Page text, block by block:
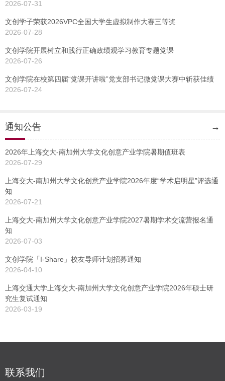
2026-07-31
文创学子荣获2026VPC全国大学生虚拟制作大赛三等奖
2026-07-28
文创学院开展树立和践行正确政绩观学习教育专题党课
2026-07-26
文创学院在校第四届“党课开讲啦”党支部书记微党课大赛中斩获佳绩
2026-07-24
通知公告 →
2026年上海交大-南加州大学文化创意产业学院暑期值班表
2026-07-29
上海交大-南加州大学文化创意产业学院2026年度“学术启明星”评选通
知
2026-07-21
上海交大-南加州大学文化创意产业学院2027暑期学术交流营报名通
知
2026-07-03
文创学院「I-Share」校友导师计划招募通知
2026-04-10
上海交通大学上海交大-南加州大学文化创意产业学院2026年硕士研
究生复试通知
2026-03-19
联系我们